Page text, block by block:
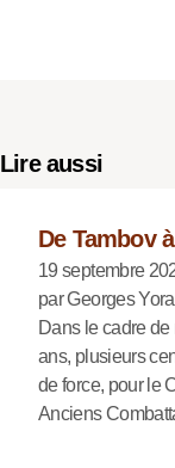
Lire aussi
De Tambov
19 septembre
par Georges
Dans le cadre de
ans, plusieurs
de force, pour le
Anciens